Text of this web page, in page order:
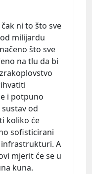
ni to što sve
milijardu
što sve
na tlu da bi
i potpuno
od
koliko će
sofisticirani
A
mjerit će se u
kuna.